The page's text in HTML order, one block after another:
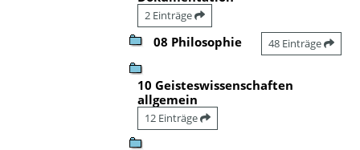
2 Einträge
08 Philosophie 48 Einträge
10 Geisteswissenschaften
allgemein
12 Einträge